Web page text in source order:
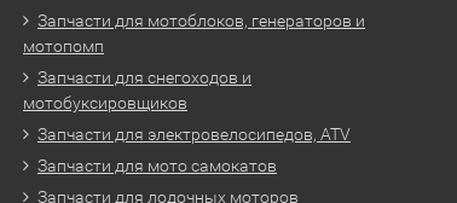
Запчасти для мотоблоков, генераторов и
мотопомп
Запчасти для снегоходов и
мотобуксировщиков
Запчасти для электровелосипедов, ATV
Запчасти для мото самокатов
Запчасти для лодочных моторов